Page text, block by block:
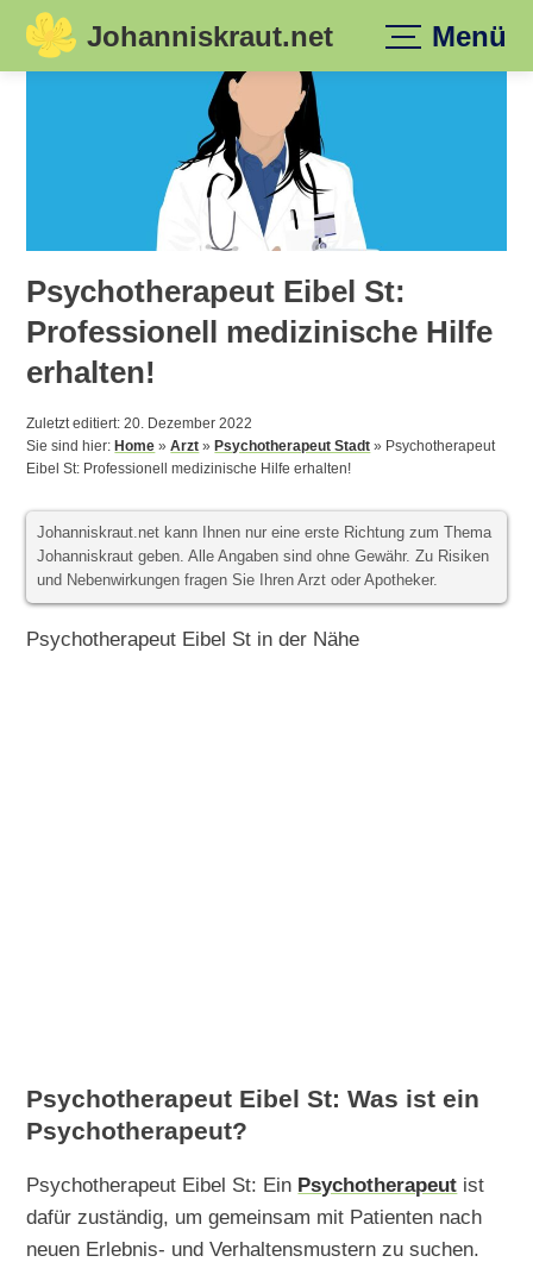
Skip
Johanniskraut.net Menü
Psychotherapeut Eibel St:
Professionell medizinische Hilfe
erhalten!
Zuletzt editiert: 20. Dezember 2022
Sie sind hier:Home »Arzt »Psychotherapeut Stadt » Psychotherapeut
Eibel St: Professionell medizinische Hilfe erhalten!
Johanniskraut.net kann Ihnen nur eine erste Richtung zum Thema
Johanniskraut geben. Alle Angaben sind ohne Gewähr. Zu Risiken
und Nebenwirkungen fragen Sie Ihren Arzt oder Apotheker.
Psychotherapeut Eibel St in der Nähe
Psychotherapeut Eibel St: Was ist ein
Psychotherapeut?
Psychotherapeut Eibel St: Ein Psychotherapeut ist
dafür zuständig, um gemeinsam mit Patienten nach
neuen Erlebnis- und Verhaltensmustern zu suchen.